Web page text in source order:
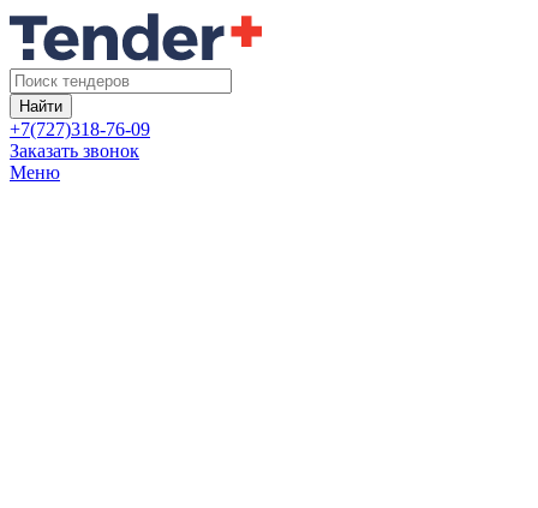
Найти
+7(727)318-76-09
Заказать звонок
Меню